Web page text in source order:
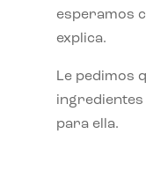
esperamos
explica.
Le pedimos
ingredientes
para ella.